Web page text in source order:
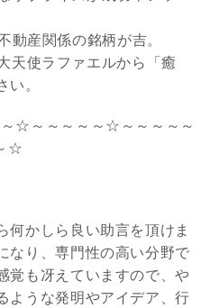
産関係の銘柄が吉。
使ラファエルから「癒
。
☆～～～～～☆～～～～～
☆
何かしら良い助言を頂けま
なり、専門性の高い分野で
覚も冴えていますので、や
ような発明やアイデア、行